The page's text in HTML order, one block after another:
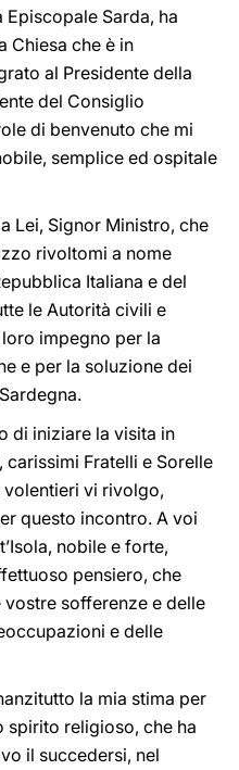
Sarda, ha
Chiesa che è in
al Presidente della
del Consiglio
di benvenuto che mi
semplice ed ospitale
Lei, Signor Ministro, che
rivoltomi a nome
Italiana e del
le Autorità civili e
impegno per la
e per la soluzione dei
di iniziare la visita in
carissimi Fratelli e Sorelle
volentieri vi rivolgo,
questo incontro. A voi
nobile e forte,
pensiero, che
sofferenze e delle
e delle
la mia stima per
religioso, che ha
il succedersi, nel